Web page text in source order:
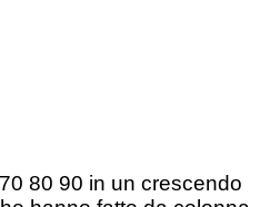
80 90 in un crescendo